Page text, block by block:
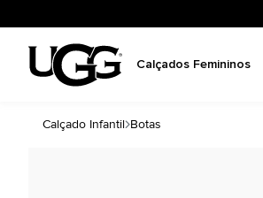
Calçados Femininos
Calçado Infantil Botas